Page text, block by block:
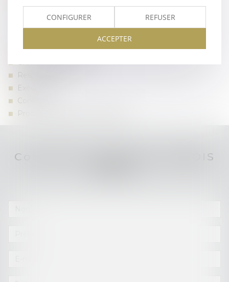
Logement / location
Crédit / consommation
Responsabilité
Exécution
Contrat
Procédure d’appel / Postulation
Contacter
DUBOIS
CONFIGURER REFUSER
ACCEPTER